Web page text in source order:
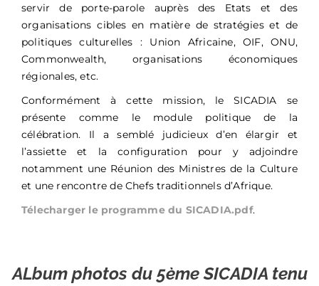
servir de porte-parole auprès des Etats et des
organisations cibles en matière de stratégies et de
politiques culturelles : Union Africaine, OIF, ONU,
Commonwealth, organisations économiques
régionales, etc.
Conformément à cette mission, le SICADIA se
présente comme le module politique de la
célébration. Il a semblé judicieux d’en élargir et
l’assiette et la configuration pour y adjoindre
notamment une Réunion des Ministres de la Culture
et une rencontre de Chefs traditionnels d’Afrique.
Télecharger le programme du SICADIA.pdf.
ALbum photos du 5ème SICADIA tenu